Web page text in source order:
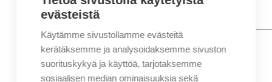
Nimi*
Etunimi
Sukunimi
evästeistä
Käytämme sivustollamme evästeitä
kerätäksemme ja analysoidaksemme sivuston
suorituskykyä ja käyttöä, tarjotaksemme
sosiaalisen median ominaisuuksia sekä